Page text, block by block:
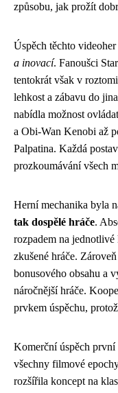
způsobu, jak prožít
Úspěch těchto
a inovací. Fanoušci
tentokrát však v
lehkost a zábavu do
nabídla možnost
a Obi-Wan Kenobi až
Palpatina. Každá
prozkoumávání všech
Herní mechanika byla
tak dospělé hráče.
rozpadem na
zkušené hráče.
bonusového obsahu a
náročnější hráče.
prvkem úspěchu,
Komerční úspěch
všechny filmové
rozšířila koncept na